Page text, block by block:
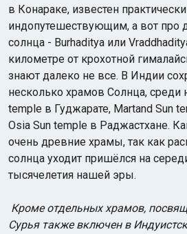
в Конараке, известен
индопутешествующим, а вот про
солнца - Burhaditya или
километре от крохотной
знают далеко не все. В Индии
несколько храмов Солнца, среди
temple в Гуджарате, Martand Sun
Osia Sun temple в Раджастхане.
очень древние храмы, так как
солнца уходит пришёлся на
тысячелетия нашей эры.
Кроме отдельных храмов,
Сурья также включен в